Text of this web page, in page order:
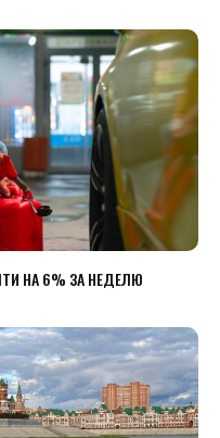
НА 6% ЗА НЕДЕЛЮ